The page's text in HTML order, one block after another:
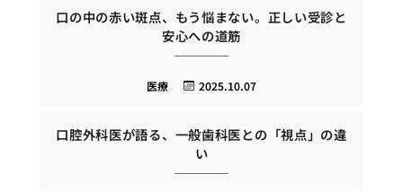
口の中の赤い斑点、もう悩まない。正しい受診と
安心への道筋
2025.10.07
医療
口腔外科医が語る、一般歯科医との「視点」の違
い